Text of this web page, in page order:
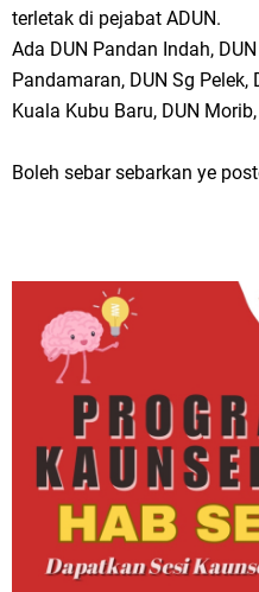
terletak di pejabat ADUN.
Ada DUN Pandan Indah,
Pandamaran, DUN Sg Pelek,
Kuala Kubu Baru, DUN
Boleh sebar sebarkan ye